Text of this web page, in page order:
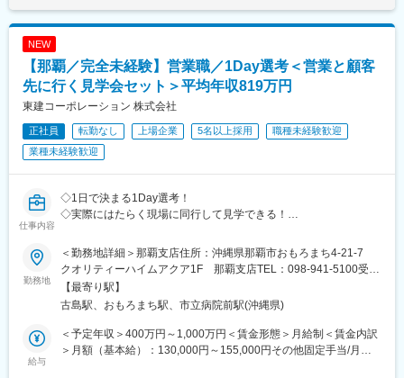
可能です。
変更の範囲：会社の定める業務
案するコンサルティング営業です。
(1)土地オーナーへのアプローチ（リストを基にアプローチしま
す）
(3)受注を獲得する
の提案をする仕事です。
街中にあるアパートやマンションはその土地およびマンションを
【土地を活用している】ということです。
■業務の特徴：
・億単位の商材を提案する仕事となるので、長期的な関係性構築
が必要となります
・知識も大事ですが「人として」がとても大事な仕事です
■正当な評価体制：
＋賞与）／入社5年目 メンバー賃金はあくまでも目安の金額であ
り、選考を通じて上下する可能性があります。月給(月額)は固定手
NEW
【那覇／完全未経験】営業職／1Day選考＜営業と顧客
先に行く見学会セット＞平均年収819万円
東建コーポレーション 株式会社
正社員 転勤なし 上場企業 5名以上採用
職種未経験歓迎
業種未経験歓迎
仕事内容
◇1日で決まる1Day選考！
◇実際にはたらく現場に同行して見学できる！
■1Day選考の流れ
［1］支店に到着、営業と一緒に顧客先に訪問
［2］ランチをしてから帰社／※もちろん当社持ちです！
［3］面接
［4］スキルアップタイム見学／営業同士でスキルを高める時間で
勤務地
＜勤務地詳細＞那覇支店住所：沖縄県那覇市おもろまち4-21-7
クオリティーハイムアクア1F 那覇支店TEL：098-941-5100受動
喫煙対策：屋内全面禁煙変更の範囲：会社の定める事業所
【最寄り駅】
古島駅、おもろまち駅、市立病院前駅(沖縄県)
給与
＜予定年収＞400万円～1,000万円＜賃金形態＞月給制＜賃金内訳
＞月額（基本給）：130,000円～155,000円その他固定手当/月：